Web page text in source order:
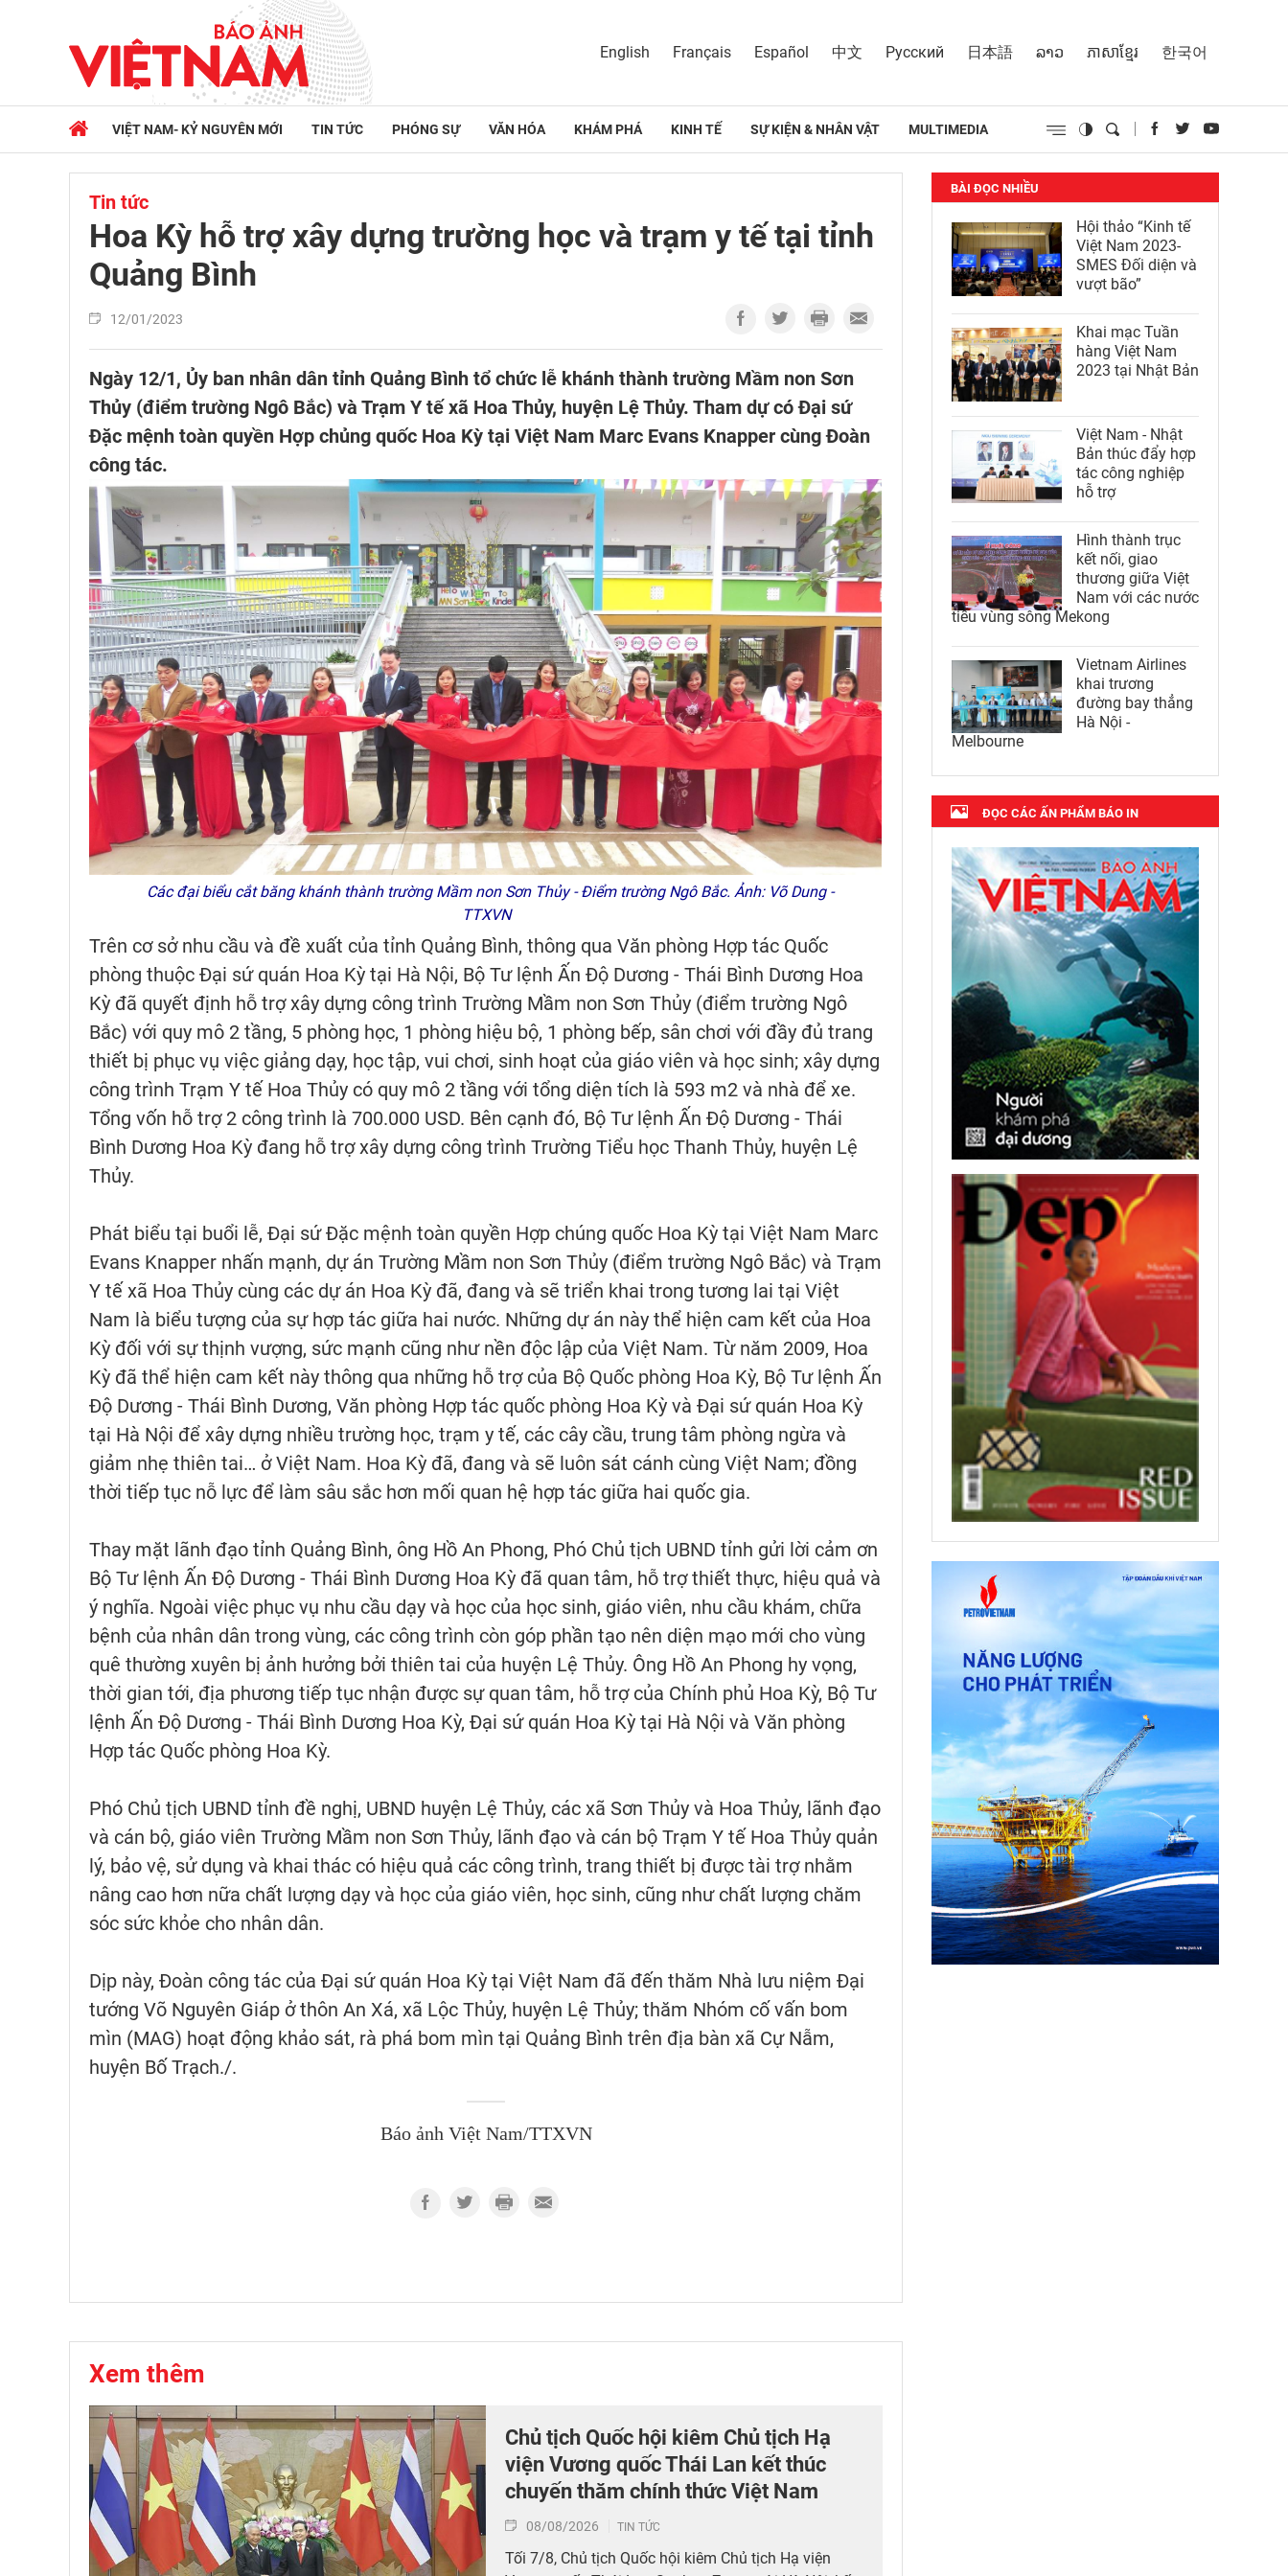
English Français Español 中文 Русский 日本語 ລາວ ភាសាខ្មែរ 한국어
VIỆT NAM- KỶ NGUYÊN MỚI TIN TỨC PHÓNG SỰ VĂN HÓA KHÁM PHÁ KINH TẾ SỰ KIỆN & NHÂN VẬT MULTIMEDIA
Tin tức
Hoa Kỳ hỗ trợ xây dựng trường học và trạm y tế tại tỉnh
Quảng Bình
12/01/2023
Ngày 12/1, Ủy ban nhân dân tỉnh Quảng Bình tổ chức lễ khánh thành trường Mầm non Sơn
Thủy (điểm trường Ngô Bắc) và Trạm Y tế xã Hoa Thủy, huyện Lệ Thủy. Tham dự có Đại sứ
Đặc mệnh toàn quyền Hợp chủng quốc Hoa Kỳ tại Việt Nam Marc Evans Knapper cùng Đoàn
công tác.
Các đại biểu cắt băng khánh thành trường Mầm non Sơn Thủy - Điểm trường Ngô Bắc. Ảnh: Võ Dung -
TTXVN
Trên cơ sở nhu cầu và đề xuất của tỉnh Quảng Bình, thông qua Văn phòng Hợp tác Quốc
phòng thuộc Đại sứ quán Hoa Kỳ tại Hà Nội, Bộ Tư lệnh Ấn Độ Dương - Thái Bình Dương Hoa
Kỳ đã quyết định hỗ trợ xây dựng công trình Trường Mầm non Sơn Thủy (điểm trường Ngô
Bắc) với quy mô 2 tầng, 5 phòng học, 1 phòng hiệu bộ, 1 phòng bếp, sân chơi với đầy đủ trang
thiết bị phục vụ việc giảng dạy, học tập, vui chơi, sinh hoạt của giáo viên và học sinh; xây dựng
công trình Trạm Y tế Hoa Thủy có quy mô 2 tầng với tổng diện tích là 593 m2 và nhà để xe.
Tổng vốn hỗ trợ 2 công trình là 700.000 USD. Bên cạnh đó, Bộ Tư lệnh Ấn Độ Dương - Thái
Bình Dương Hoa Kỳ đang hỗ trợ xây dựng công trình Trường Tiểu học Thanh Thủy, huyện Lệ
Thủy.
Phát biểu tại buổi lễ, Đại sứ Đặc mệnh toàn quyền Hợp chúng quốc Hoa Kỳ tại Việt Nam Marc
Evans Knapper nhấn mạnh, dự án Trường Mầm non Sơn Thủy (điểm trường Ngô Bắc) và Trạm
Y tế xã Hoa Thủy cùng các dự án Hoa Kỳ đã, đang và sẽ triển khai trong tương lai tại Việt
Nam là biểu tượng của sự hợp tác giữa hai nước. Những dự án này thể hiện cam kết của Hoa
Kỳ đối với sự thịnh vượng, sức mạnh cũng như nền độc lập của Việt Nam. Từ năm 2009, Hoa
Kỳ đã thể hiện cam kết này thông qua những hỗ trợ của Bộ Quốc phòng Hoa Kỳ, Bộ Tư lệnh Ấn
Độ Dương - Thái Bình Dương, Văn phòng Hợp tác quốc phòng Hoa Kỳ và Đại sứ quán Hoa Kỳ
tại Hà Nội để xây dựng nhiều trường học, trạm y tế, các cây cầu, trung tâm phòng ngừa và
giảm nhẹ thiên tai… ở Việt Nam. Hoa Kỳ đã, đang và sẽ luôn sát cánh cùng Việt Nam; đồng
thời tiếp tục nỗ lực để làm sâu sắc hơn mối quan hệ hợp tác giữa hai quốc gia.
Thay mặt lãnh đạo tỉnh Quảng Bình, ông Hồ An Phong, Phó Chủ tịch UBND tỉnh gửi lời cảm ơn
Bộ Tư lệnh Ấn Độ Dương - Thái Bình Dương Hoa Kỳ đã quan tâm, hỗ trợ thiết thực, hiệu quả và
ý nghĩa. Ngoài việc phục vụ nhu cầu dạy và học của học sinh, giáo viên, nhu cầu khám, chữa
bệnh của nhân dân trong vùng, các công trình còn góp phần tạo nên diện mạo mới cho vùng
quê thường xuyên bị ảnh hưởng bởi thiên tai của huyện Lệ Thủy. Ông Hồ An Phong hy vọng,
thời gian tới, địa phương tiếp tục nhận được sự quan tâm, hỗ trợ của Chính phủ Hoa Kỳ, Bộ Tư
lệnh Ấn Độ Dương - Thái Bình Dương Hoa Kỳ, Đại sứ quán Hoa Kỳ tại Hà Nội và Văn phòng
Hợp tác Quốc phòng Hoa Kỳ.
Phó Chủ tịch UBND tỉnh đề nghị, UBND huyện Lệ Thủy, các xã Sơn Thủy và Hoa Thủy, lãnh đạo
và cán bộ, giáo viên Trường Mầm non Sơn Thủy, lãnh đạo và cán bộ Trạm Y tế Hoa Thủy quản
lý, bảo vệ, sử dụng và khai thác có hiệu quả các công trình, trang thiết bị được tài trợ nhằm
nâng cao hơn nữa chất lượng dạy và học của giáo viên, học sinh, cũng như chất lượng chăm
sóc sức khỏe cho nhân dân.
Dịp này, Đoàn công tác của Đại sứ quán Hoa Kỳ tại Việt Nam đã đến thăm Nhà lưu niệm Đại
tướng Võ Nguyên Giáp ở thôn An Xá, xã Lộc Thủy, huyện Lệ Thủy; thăm Nhóm cố vấn bom
mìn (MAG) hoạt động khảo sát, rà phá bom mìn tại Quảng Bình trên địa bàn xã Cự Nẫm,
huyện Bố Trạch./.
Báo ảnh Việt Nam/TTXVN
Xem thêm
Chủ tịch Quốc hội kiêm Chủ tịch Hạ
viện Vương quốc Thái Lan kết thúc
chuyến thăm chính thức Việt Nam
08/08/2026 TIN TỨC
Tối 7/8, Chủ tịch Quốc hội kiêm Chủ tịch Hạ viện
BÀI ĐỌC NHIỀU
Hội thảo “Kinh tế
Việt Nam 2023-
SMES Đối diện và
vượt bão”
Khai mạc Tuần
hàng Việt Nam
2023 tại Nhật Bản
Việt Nam - Nhật
Bản thúc đẩy hợp
tác công nghiệp
hỗ trợ
Hình thành trục
kết nối, giao
thương giữa Việt
Nam với các nước
tiểu vùng sông Mekong
Vietnam Airlines
khai trương
đường bay thẳng
Hà Nội -
Melbourne
ĐỌC CÁC ẤN PHẨM BÁO IN